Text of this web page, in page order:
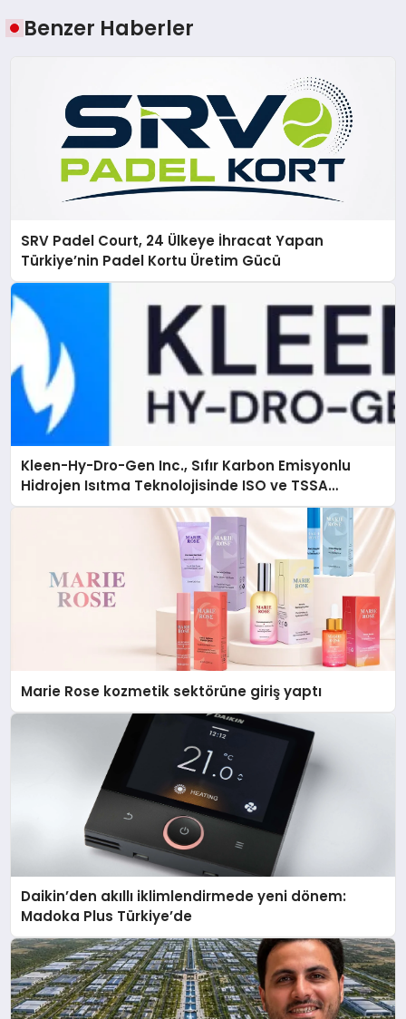
Benzer Haberler
SRV Padel Court, 24 Ülkeye İhracat Yapan
Türkiye’nin Padel Kortu Üretim Gücü
Kleen-Hy-Dro-Gen Inc., Sıfır Karbon Emisyonlu
Hidrojen Isıtma Teknolojisinde ISO ve TSSA
Düzenleyici Onaylarını Aldı
Marie Rose kozmetik sektörüne giriş yaptı
Daikin’den akıllı iklimlendirmede yeni dönem:
Madoka Plus Türkiye’de